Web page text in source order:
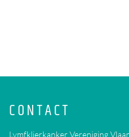
CONTACT
Lymfklierkanker Vereniging